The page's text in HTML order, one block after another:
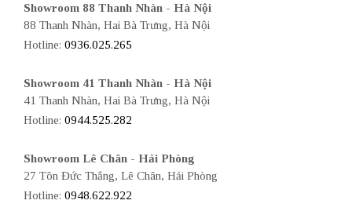
Showroom 88 Thanh Nhàn - Hà Nội
88 Thanh Nhàn, Hai Bà Trưng, Hà Nội
Hotline: 0936.025.265
Showroom 41 Thanh Nhàn - Hà Nội
41 Thanh Nhàn, Hai Bà Trưng, Hà Nội
Hotline: 0944.525.282
Showroom Lê Chân - Hải Phòng
27 Tôn Đức Thắng, Lê Chân, Hải Phòng
Hotline: 0948.622.922